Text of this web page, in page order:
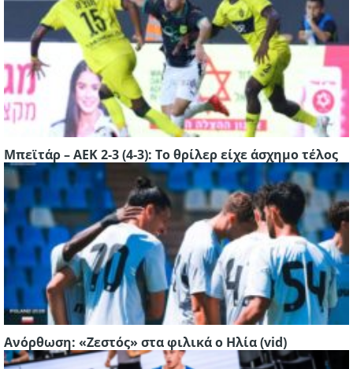
Μπεϊτάρ – ΑΕΚ 2-3 (4-3): Το θρίλερ είχε άσχημο τέλος
Ανόρθωση: «Ζεστός» στα φιλικά ο Ηλία (vid)